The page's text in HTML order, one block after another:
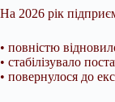
На 2026 рік
• повністю
• стабілізувало
• повернулося до